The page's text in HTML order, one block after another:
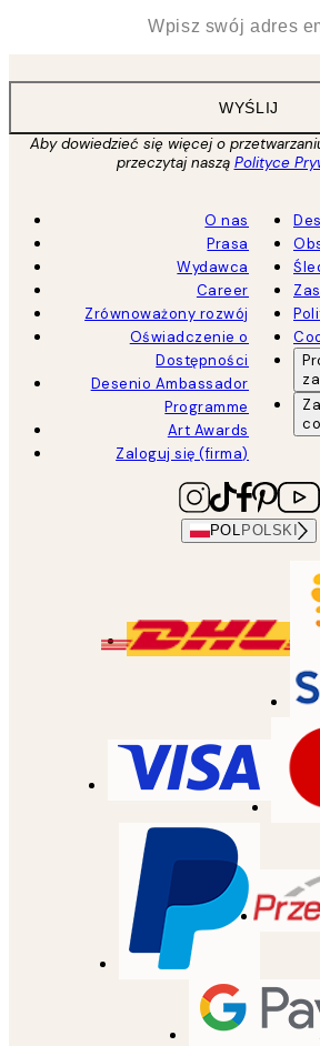
WYŚLIJ
Aby dowiedzieć się więcej o
przeczytaj naszą Polityce
O nas
Prasa
Wydawca
Career
Zrównoważony rozwój
Oświadczenie o
Dostępności
Desenio Ambassador
Programme
Art Awards
Zaloguj się (firma)
POL POLSKI